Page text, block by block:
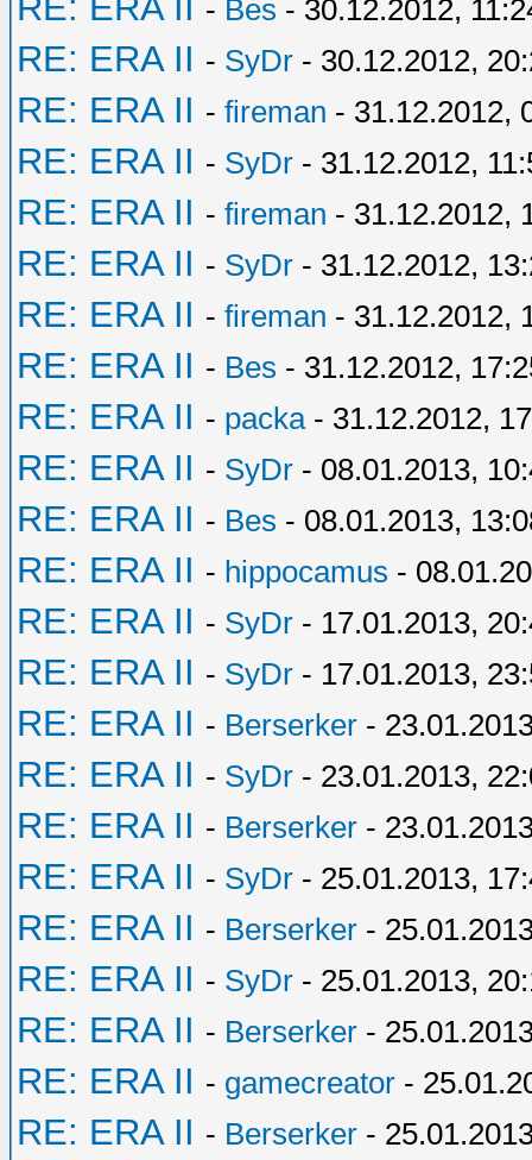
- Bes - 30.12.2012,
RE: ERA II - SyDr - 30.12.2012,
RE: ERA II - fireman - 31.12.2012,
RE: ERA II - SyDr - 31.12.2012,
RE: ERA II - fireman - 31.12.2012,
RE: ERA II - SyDr - 31.12.2012,
RE: ERA II - fireman - 31.12.2012,
RE: ERA II - Bes - 31.12.2012,
RE: ERA II - packa- 31.12.2012,
RE: ERA II - SyDr - 08.01.2013,
RE: ERA II - Bes - 08.01.2013,
RE: ERA II - hippocamus -
RE: ERA II - SyDr - 17.01.2013,
RE: ERA II - SyDr - 17.01.2013,
RE: ERA II - Berserker -
RE: ERA II - SyDr - 23.01.2013,
RE: ERA II - Berserker -
RE: ERA II - SyDr - 25.01.2013,
RE: ERA II - Berserker -
RE: ERA II - SyDr - 25.01.2013,
RE: ERA II - Berserker -
RE: ERA II - gamecreator -
RE: ERA II - Berserker -